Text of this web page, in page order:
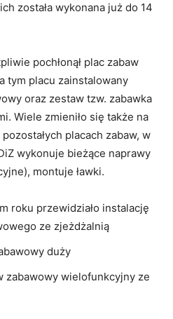
została wykonana już do 14
pochłonął plac zabaw
tym placu zainstalowany
oraz zestaw tzw. zabawka
Wiele zmieniło się także na
placach zabaw, w
wykonuje bieżące naprawy
montuje ławki.
roku przewidziało instalację
ze zjeżdżalnią
duży
zabawowy wielofunkcyjny ze